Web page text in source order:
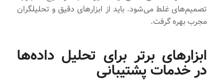
تصمیم‌های غلط می‌شود. باید از ابزارهای دقیق و تحلیلگران
مجرب بهره گرفت.
ابزارهای برتر برای تحلیل داده‌ها
در خدمات پشتیبانی